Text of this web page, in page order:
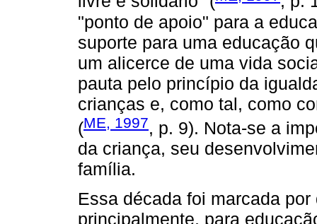
"ponto de apoio" para a
suporte para uma educação
um alicerce de uma vida
pauta pelo princípio da
crianças e, como tal, como
(ME, 1997, p. 9). Nota-se a
da criança, seu
família.
Essa década foi marcada
principalmente, para